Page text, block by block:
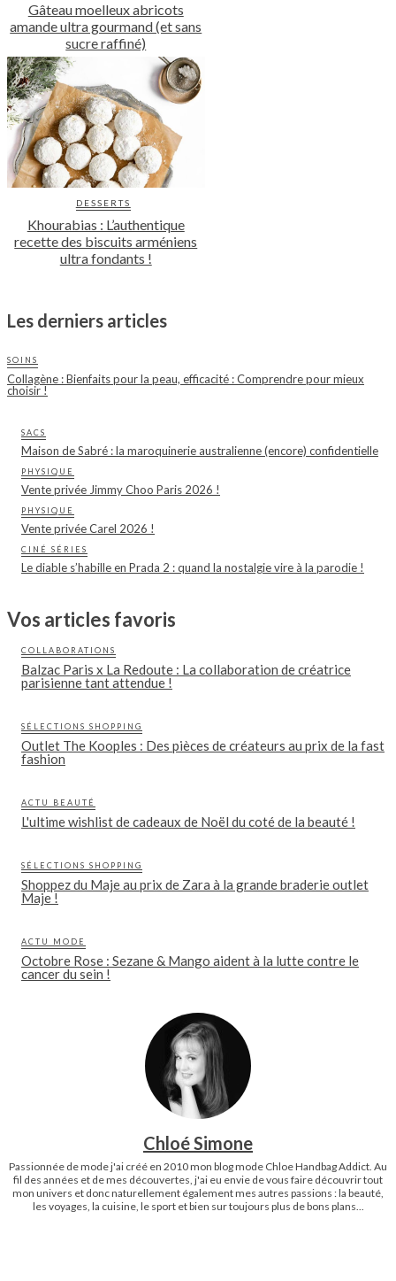
Gâteau moelleux abricots
amande ultra gourmand (et sans
sucre raffiné)
DESSERTS
Khourabias : L’authentique
recette des biscuits arméniens
ultra fondants !
Les derniers articles
SOINS
Collagène : Bienfaits pour la peau, efficacité : Comprendre pour mieux
choisir !
SACS
Maison de Sabré : la maroquinerie australienne (encore) confidentielle
PHYSIQUE
Vente privée Jimmy Choo Paris 2026 !
PHYSIQUE
Vente privée Carel 2026 !
CINÉ SÉRIES
Le diable s’habille en Prada 2 : quand la nostalgie vire à la parodie !
Vos articles favoris
COLLABORATIONS
Balzac Paris x La Redoute : La collaboration de créatrice
parisienne tant attendue !
SÉLECTIONS SHOPPING
Outlet The Kooples : Des pièces de créateurs au prix de la fast
fashion
ACTU BEAUTÉ
L'ultime wishlist de cadeaux de Noël du coté de la beauté !
SÉLECTIONS SHOPPING
Shoppez du Maje au prix de Zara à la grande braderie outlet
Maje !
ACTU MODE
Octobre Rose : Sezane & Mango aident à la lutte contre le
cancer du sein !
Chloé Simone
Passionnée de mode j'ai créé en 2010 mon blog mode Chloe Handbag Addict. Au
fil des années et de mes découvertes, j'ai eu envie de vous faire découvrir tout
mon univers et donc naturellement également mes autres passions : la beauté,
les voyages, la cuisine, le sport et bien sur toujours plus de bons plans...